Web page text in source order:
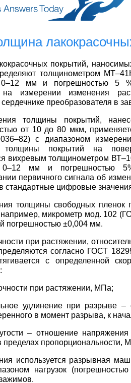
покрытий,
толщинометром
0–12 мм и погрешностью 5
на измерении изменения
преобразователя в
толщины покрытий,
от 10 до 80 мкм,
с диапазоном
толщины покрытий на
вихревым толщинометром
0–12 мм и погрешностью
первичного сигнала об
стандартные цифровые
толщины свободных пленок
например, микрометр мод. 102
погрешностью ±0,004 мм.
при растяжении,
согласно ГОСТ
с определенной
при растяжении, МПа;
удлинение при разрыве –
в момент разрыва, к
– отношение
пределах пропорциональности,
используется разрывная
нагрузок